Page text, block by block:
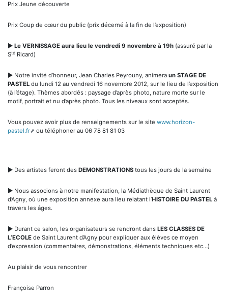
Prix Jeune découverte
Prix Coup de cœur du public (prix décerné à la fin de l’exposition)
► Le VERNISSAGE aura lieu le vendredi 9 novembre à 19h (assuré par la
Sté Ricard)
► Notre invité d’honneur, Jean Charles Peyrouny, animera un STAGE DE
PASTEL du lundi 12 au vendredi 16 novembre 2012, sur le lieu de l’exposition
(à l’étage). Thèmes abordés : paysage d’après photo, nature morte sur le
motif, portrait et nu d’après photo. Tous les niveaux sont acceptés.
Vous pouvez avoir plus de renseignements sur le site www.horizon-
pastel.fr
ou téléphoner au 06 78 81 81 03
► Des artistes feront des DEMONSTRATIONS tous les jours de la semaine
► Nous associons à notre manifestation, la Médiathèque de Saint Laurent
d’Agny, où une exposition annexe aura lieu relatant l’HISTOIRE DU PASTEL à
travers les âges.
► Durant ce salon, les organisateurs se rendront dans LES CLASSES DE
L’ECOLE de Saint Laurent d’Agny pour expliquer aux élèves ce moyen
d’expression (commentaires, démonstrations, éléments techniques etc…)
Au plaisir de vous rencontrer
Françoise Parron